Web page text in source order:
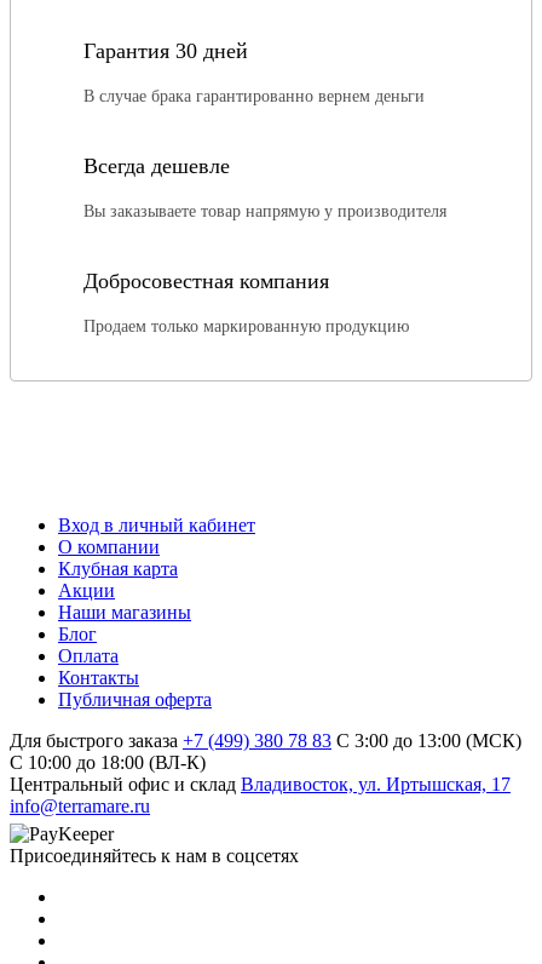
Гарантия 30 дней
В случае брака гарантированно вернем деньги
Всегда дешевле
Вы заказываете товар напрямую у производителя
Добросовестная компания
Продаем только маркированную продукцию
Вход в личный кабинет
О компании
Клубная карта
Акции
Наши магазины
Блог
Оплата
Контакты
Публичная оферта
Для быстрого заказа +7 (499) 380 78 83 С 3:00 до 13:00 (МСК)
C 10:00 до 18:00 (ВЛ-К)
Центральный офис и склад Владивосток, ул. Иртышская, 17
info@terramare.ru
Присоединяйтесь к нам в соцсетях